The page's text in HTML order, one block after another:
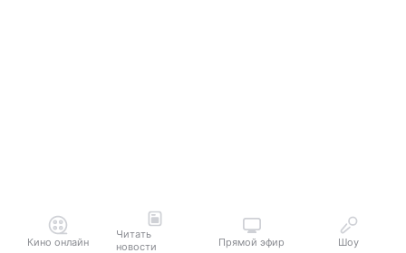
Кино онлайн
Читать
новости
Прямой эфир Шоу